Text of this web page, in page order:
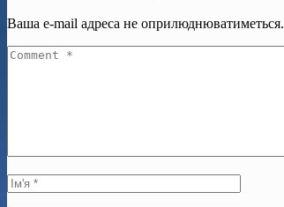
Ваша e-mail адреса не оприлюднюватиметься.